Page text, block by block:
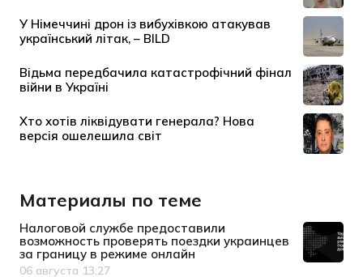
Материалы по теме
Налоговой службе предоставили
возможность проверять поездки украинцев
за границу в режиме онлайн
06 августа 13:27